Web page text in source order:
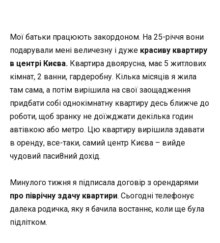
Мої батьки працюють закордоном. На 25-річчя вони
подарували мені величезну і дуже красиву квартиру
в центрі Києва. Квартира двоярусна, має 5 житлових
кімнат, 2 ванни, гардеробну. Кілька місяців я жила
там сама, а потім вирішила на свої заощадження
придбати собі однокімнатну квартиру десь ближче до
роботи, щоб зранку не доїжджати декілька годин
автівкою або метро. Цю квартиру вирішила здавати
в оренду, все-таки, самий центр Києва – вийде
чудовий паси8ний дохід.
Минулого тижня я підписала договір з орендарями
про піврічну здачу квартири. Сьогодні телефонує
далека родичка, яку я бачила востаннє, коли ще була
підлітком.